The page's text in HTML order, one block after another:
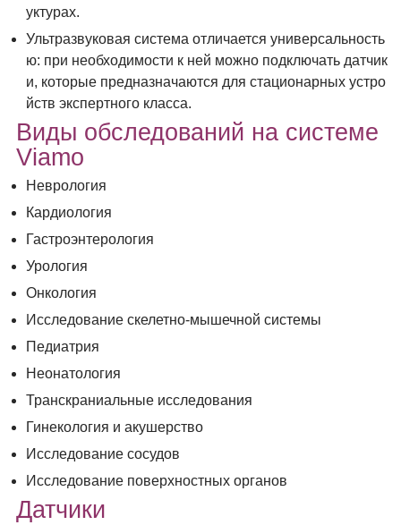
уктурах.
Ультразвуковая система отличается универсальность
ю: при необходимости к ней можно подключать датчик
и, которые предназначаются для стационарных устро
йств экспертного класса.
Виды обследований на системе
Viamo
Неврология
Кардиология
Гастроэнтерология
Урология
Онкология
Исследование скелетно-мышечной системы
Педиатрия
Неонатология
Транскраниальные исследования
Гинекология и акушерство
Исследование сосудов
Исследование поверхностных органов
Датчики